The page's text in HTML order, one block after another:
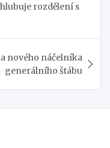
rozdělení s
nového náčelníka
generálního štábu